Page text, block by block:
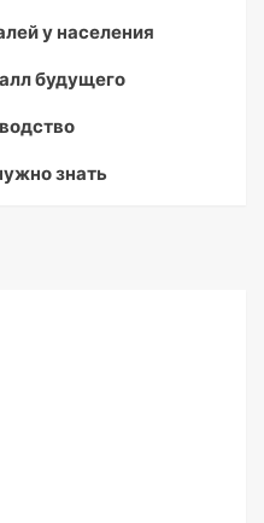
у населения
будущего
знать